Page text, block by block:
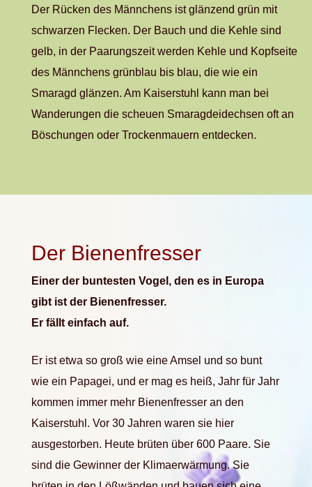
Der Rücken des Männchens ist glänzend grün mit
schwarzen Flecken. Der Bauch und die Kehle sind
gelb, in der Paarungszeit werden Kehle und Kopfseite
des Männchens grünblau bis blau, die wie ein
Smaragd glänzen. Am Kaiserstuhl kann man bei
Wanderungen die scheuen Smaragdeidechsen oft an
Böschungen oder Trockenmauern entdecken.
Der Bienenfresser
Einer der buntesten Vogel, den es in Europa
gibt ist der Bienenfresser.
Er fällt einfach auf.
Er ist etwa so groß wie eine Amsel und so bunt
wie ein Papagei, und er mag es heiß, Jahr für Jahr
kommen immer mehr Bienenfresser an den
Kaiserstuhl. Vor 30 Jahren waren sie hier
ausgestorben. Heute brüten über 600 Paare. Sie
sind die Gewinner der Klimaerwärmung. Sie